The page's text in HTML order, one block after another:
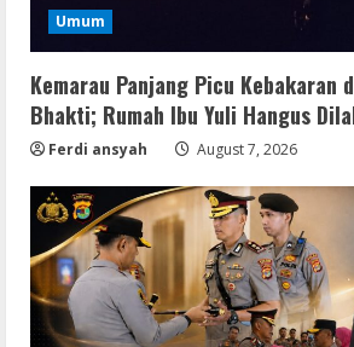
Umum
Kemarau Panjang Picu Kebakaran
Bhakti; Rumah Ibu Yuli Hangus
Ferdi ansyah August 7, 2026